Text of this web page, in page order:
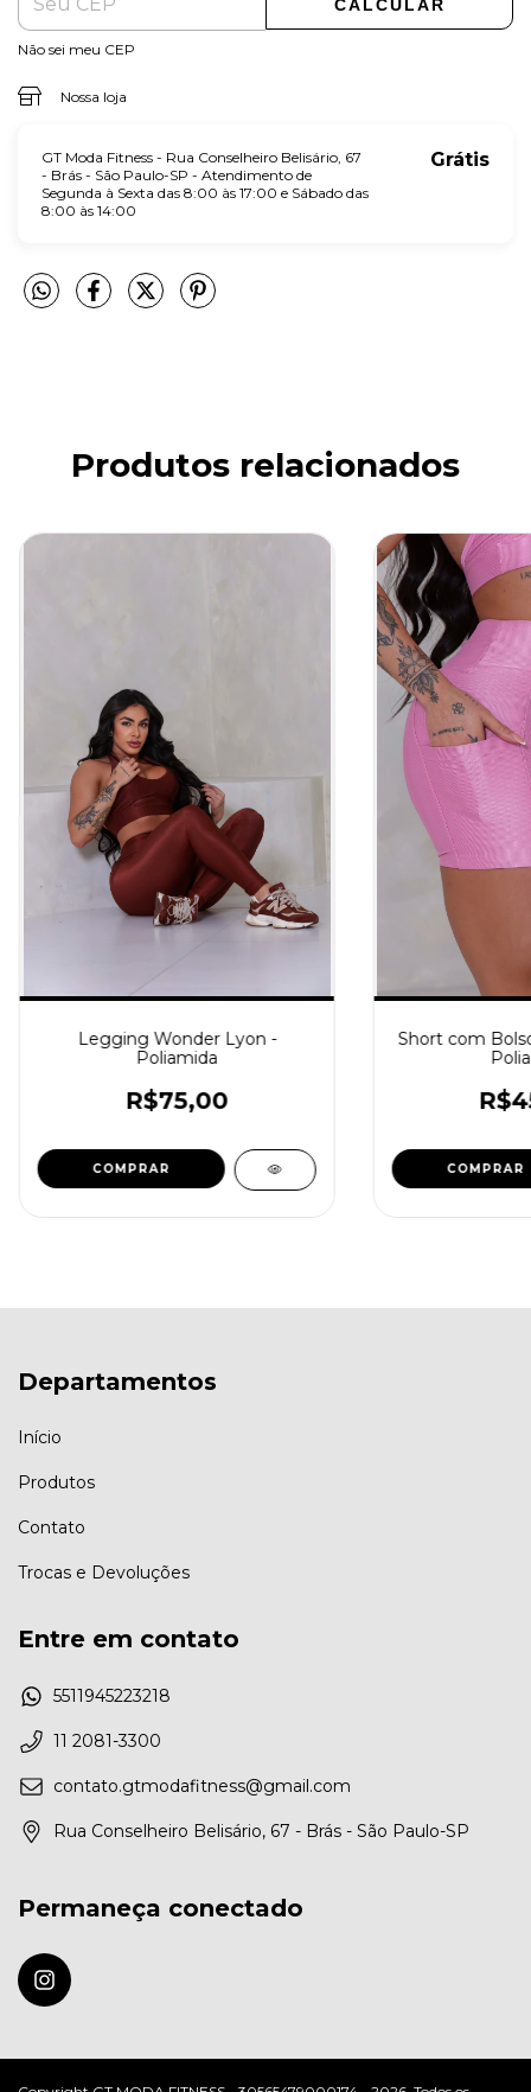
CALCULAR
Não sei meu CEP
Nossa loja
GT Moda Fitness - Rua Conselheiro Belisário, 67
- Brás - São Paulo-SP - Atendimento de
Segunda à Sexta das 8:00 às 17:00 e Sábado das
8:00 às 14:00
Grátis
Produtos relacionados
Legging Wonder Lyon -
Poliamida
R$75,00
COMPRAR
Short com
COMPRAR
Departamentos
Início
Produtos
Contato
Trocas e Devoluções
Entre em contato
5511945223218
11 2081-3300
contato.gtmodafitness@gmail.com
Rua Conselheiro Belisário, 67 - Brás - São Paulo-SP
Permaneça conectado